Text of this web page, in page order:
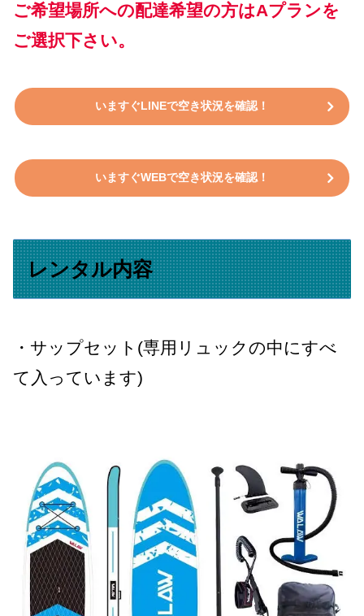
ご希望場所への配達希望の方はAプランを
ご選択下さい。
いますぐLINEで空き状況を確認！
いますぐWEBで空き状況を確認！
レンタル内容
・サップセット(専用リュックの中にすべ
て入っています)